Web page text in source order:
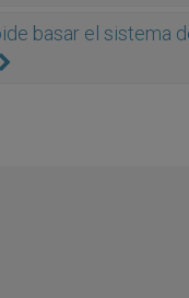
basar el sistema